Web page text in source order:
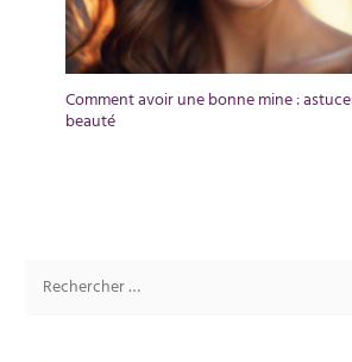
Comment avoir une bonne mine :
beauté